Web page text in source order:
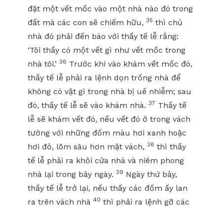
đặt một vết mốc vào một nhà nào đó trong
đất mà các con sẽ chiếm hữu, 35 thì chủ
nhà đó phải đến báo với thầy tế lễ rằng:
‘Tôi thấy có một vết gì như vết mốc trong
nhà tôi.’ 36 Trước khi vào khám vết mốc đó,
thầy tế lễ phải ra lệnh dọn trống nhà để
không có vật gì trong nhà bị uế nhiễm; sau
đó, thầy tế lễ sẽ vào khám nhà. 37 Thầy tế
lễ sẽ khám vết đó, nếu vết đó ở trong vách
tường với những đốm màu hơi xanh hoặc
hơi đỏ, lõm sâu hơn mặt vách, 38 thì thầy
tế lễ phải ra khỏi cửa nhà và niêm phong
nhà lại trong bảy ngày. 39 Ngày thứ bảy,
thầy tế lễ trở lại, nếu thấy các đốm ấy lan
ra trên vách nhà 40 thì phải ra lệnh gỡ các